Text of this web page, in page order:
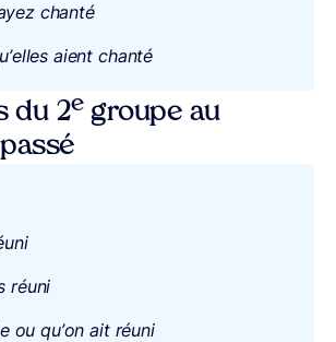
chanté
aient chanté
du 2egroupe au
réuni
ou qu’on ait réuni